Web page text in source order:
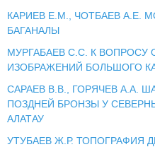
КАРИЕВ Е.М., ЧОТБАЕВ А.Е.
БАГАНАЛЫ
МУРГАБАЕВ С.С. К ВОПРОСУ
ИЗОБРАЖЕНИЙ БОЛЬШОГО
САРАЕВ В.В., ГОРЯЧЕВ А.А.
ПОЗДНЕЙ БРОНЗЫ У
АЛАТАУ
УТУБАЕВ Ж.Р. ТОПОГРАФИЯ